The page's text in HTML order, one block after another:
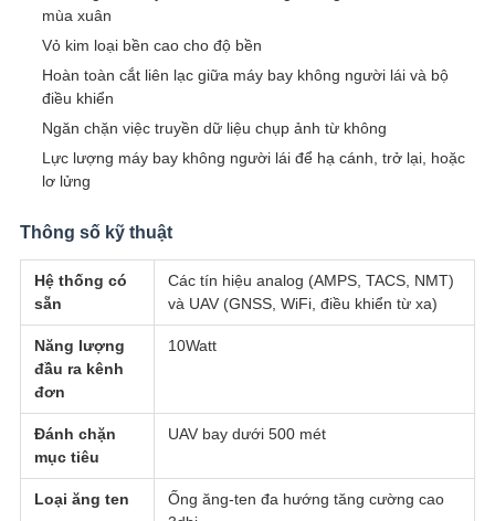
mùa xuân
Vỏ kim loại bền cao cho độ bền
Hoàn toàn cắt liên lạc giữa máy bay không người lái và bộ
điều khiển
Ngăn chặn việc truyền dữ liệu chụp ảnh từ không
Lực lượng máy bay không người lái để hạ cánh, trở lại, hoặc
lơ lửng
Thông số kỹ thuật
Hệ thống có
sẵn
Các tín hiệu analog (AMPS, TACS, NMT)
và UAV (GNSS, WiFi, điều khiển từ xa)
Năng lượng
đầu ra kênh
đơn
10Watt
Đánh chặn
mục tiêu
UAV bay dưới 500 mét
Loại ăng ten
Ống ăng-ten đa hướng tăng cường cao